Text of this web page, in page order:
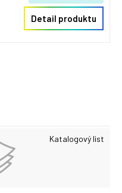
Detail produktu
Katalogový list